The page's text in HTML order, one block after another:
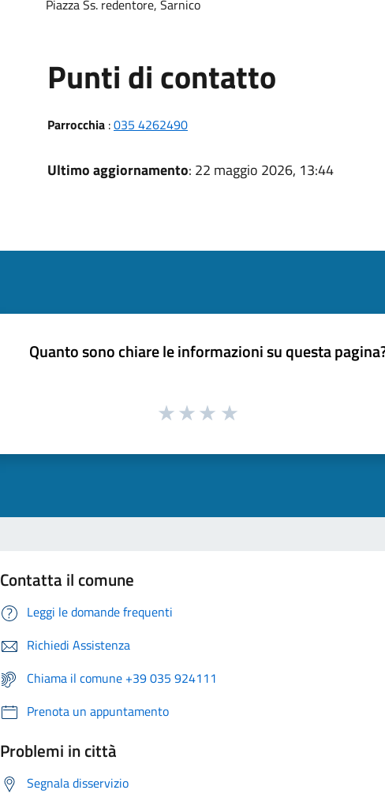
Piazza Ss. redentore, Sarnico
Punti di contatto
Parrocchia:035 4262490
Ultimo aggiornamento: 22 maggio 2026, 13:44
Quanto sono chiare le informazioni su questa
Contatta il comune
Leggi le domande frequenti
Richiedi Assistenza
Chiama il comune +39 035 924111
Prenota un appuntamento
Problemi in città
Segnala disservizio